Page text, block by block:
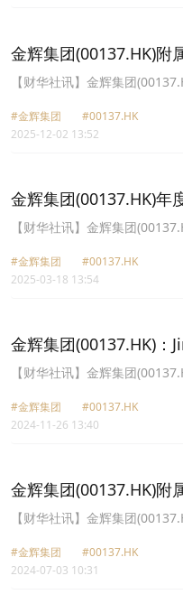
响。
金辉集团(00137.HK)附
【财华社讯】金辉集团
结束后)与买方乐投资有限公司
亿港元)代价出售一艘载重量
该船舶出售事项后将变现实际
般营运资金用途。
#金辉集团
#00137.HK
2025-12-02 13:52
金辉集团(00137.HK)年
【财华社讯】金辉集团
5921.7万港元，上年同期为亏
不派末期股息。
#金辉集团
#00137.HK
2025-03-18 13:54
金辉集团(00137.HK)：
为盈溢利759.5万美元
【财华社讯】金辉集团
Shipping”)截至2024年9月止
增长127%；季內溢利净额
#金辉集团
#00137.HK
2024-11-26 13:40
金辉集团(00137.HK)附
角型船舶
【财华社讯】金辉集团
178,021公吨的好望角型船舶
1.87亿港元)。该船舶将于
#金辉集团
#00137.HK
2024-07-03 10:31